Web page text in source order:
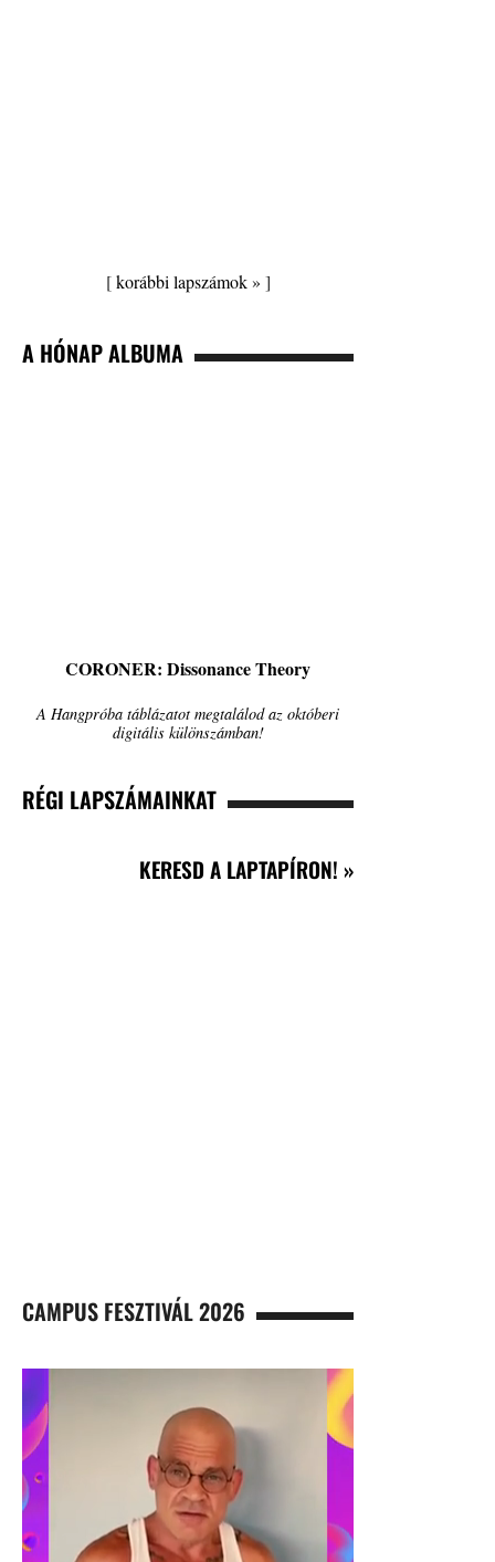
[korábbi lapszámok » ]
A HÓNAP ALBUMA
CORONER: Dissonance Theory
A Hangpróba táblázatot megtalálod az októberi
digitális különszámban!
RÉGI LAPSZÁMAINKAT
KERESD A LAPTAPÍRON! »
CAMPUS FESZTIVÁL 2026